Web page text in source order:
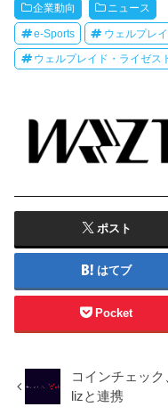
企業動向 ニュース
e-Sports ウェルプレ
ウェルプレイド・ライゼス
ポスト
はてブ
Pocket
コインチェッ
lizと連携